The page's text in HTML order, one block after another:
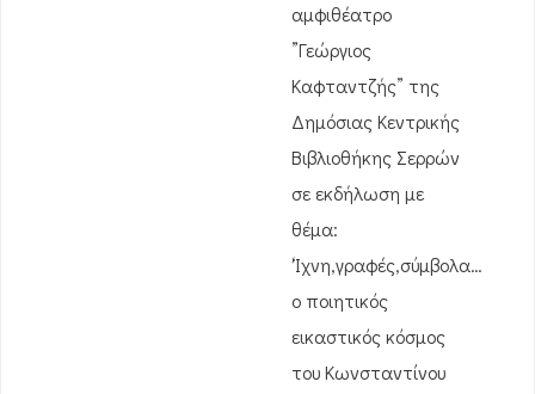
αμφιθέατρο
”Γεώργιος
Καφταντζής” της
Δημόσιας Κεντρικής
Βιβλιοθήκης Σερρών
σε εκδήλωση με
θέμα:
‘Ίχνη,γραφές,σύμβολα…
ο ποιητικός
εικαστικός κόσμος
του Κωνσταντίνου